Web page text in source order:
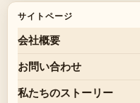
サイトページ
会社概要
お問い合わせ
私たちのストーリー